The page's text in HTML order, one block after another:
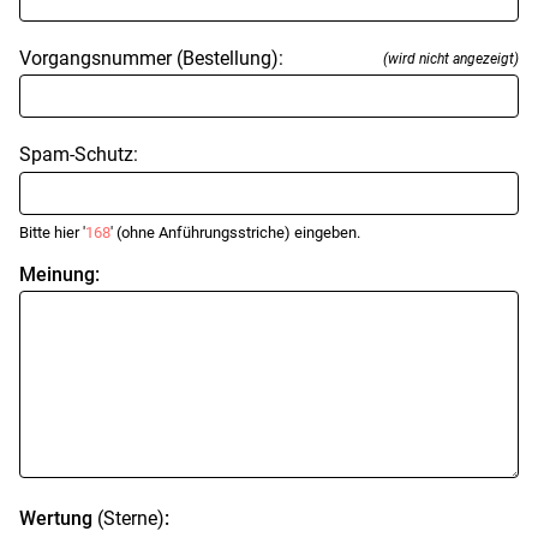
Vorgangsnummer (Bestellung): (wird nicht angezeigt)
Spam-Schutz:
Bitte hier '168' (ohne Anführungsstriche) eingeben.
Meinung:
Wertung (Sterne):